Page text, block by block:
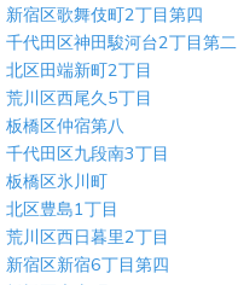
新宿区歌舞伎町2丁目第四
千代田区神田駿河台2丁目第二
北区田端新町2丁目
荒川区西尾久5丁目
板橋区仲宿第八
千代田区九段南3丁目
板橋区氷川町
北区豊島1丁目
荒川区西日暮里2丁目
新宿区新宿6丁目第四